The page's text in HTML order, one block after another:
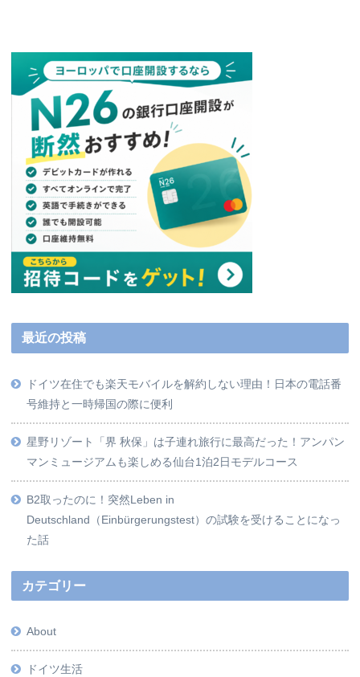
最近の投稿
ドイツ在住でも楽天モバイルを解約しない理由！日本の電話番
号維持と一時帰国の際に便利
星野リゾート「界 秋保」は子連れ旅行に最高だった！アンパン
マンミュージアムも楽しめる仙台1泊2日モデルコース
B2取ったのに！突然Leben in
Deutschland（Einbürgerungstest）の試験を受けることになっ
た話
カテゴリー
About
ドイツ生活